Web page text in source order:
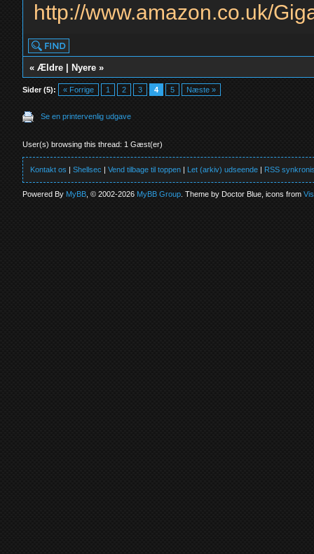
http://www.amazon.co.uk/
«Ældre Nyere »
Sider (5): « Forrige 1 2 3 4 5 Næste »
Se en printervenlig udgave
User(s) browsing this thread: 1 Gæst(er)
Kontakt os |Shellsec |Vend tilbage til toppen | Let (arkiv) udseende | RSS
Powered By MyBB , © 2002-2026 MyBB Group . Theme by Doctor Blue, icons from